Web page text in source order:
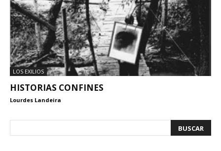
LOS EXILIOS
HISTORIAS CONFINES
Lourdes Landeira